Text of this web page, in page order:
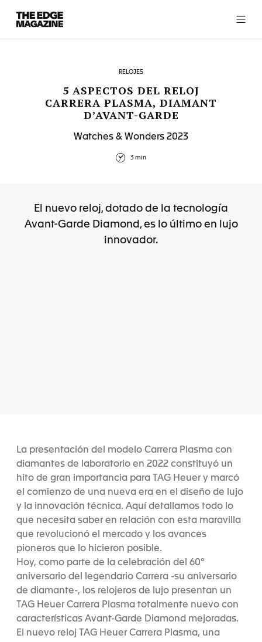
RECENT ARTICLES
The
Edge
Magazine
RELOJES
5 ASPECTOS DEL RELOJ
CARRERA PLASMA, DIAMANT
D’AVANT-GARDE
Watches & Wonders 2023
3 min
El nuevo reloj, dotado de la tecnología
Avant-Garde Diamond, es lo último en lujo
innovador.
La presentación del modelo Carrera Plasma con
diamantes de laboratorio en 2022 constituyó un
hito de gran importancia para TAG Heuer y marcó
el comienzo de una nueva era en el diseño de lujo
y la innovación técnica. Aquí detallamos todo lo
que necesita saber en relación con esta maravilla
que revolucionó el mercado y los avances
pioneros que lo hicieron posible.
Hoy, como parte de la celebración del 60º
aniversario del legendario Carrera -su aniversario
de diamante-, los relojeros de lujo presentan un
TAG Heuer Carrera Plasma totalmente nuevo con
características Avant-Garde Diamond mejoradas.
El nuevo reloj TAG Heuer Carrera Plasma, una